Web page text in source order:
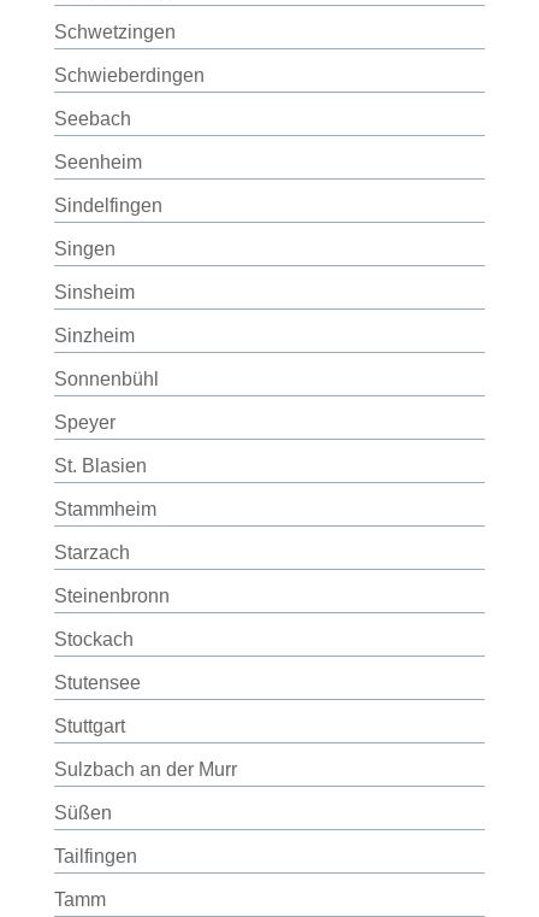
Schwetzingen
Schwieberdingen
Seebach
Seenheim
Sindelfingen
Singen
Sinsheim
Sinzheim
Sonnenbühl
Speyer
St. Blasien
Stammheim
Starzach
Steinenbronn
Stockach
Stutensee
Stuttgart
Sulzbach an der Murr
Süßen
Tailfingen
Tamm